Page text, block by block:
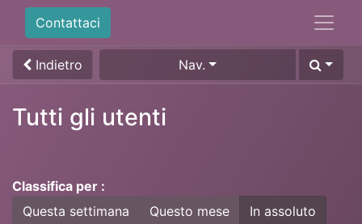
Contattaci
Indietro Nav.
Tutti gli utenti
Classifica per :
Questa settimana
Questo mese In assoluto